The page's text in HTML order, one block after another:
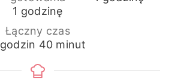
1 godzina
godzinę
Łączny czas
godziny
godzin 40minuty
minut